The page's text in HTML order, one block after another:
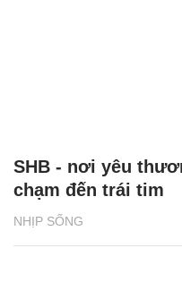
NHỊP SỐNG
SHB - nơi yêu
chạm đến trái tim